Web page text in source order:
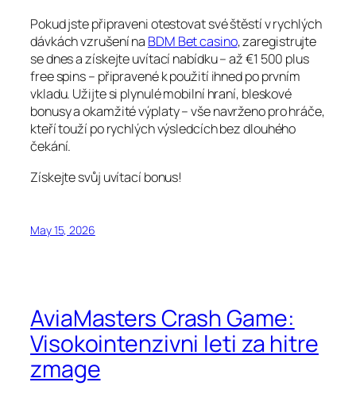
Pokud jste připraveni otestovat své štěstí v rychlých
dávkách vzrušení na BDM Bet casino, zaregistrujte
se dnes a získejte uvítací nabídku – až €1 500 plus
free spins – připravené k použití ihned po prvním
vkladu. Užijte si plynulé mobilní hraní, bleskové
bonusy a okamžité výplaty – vše navrženo pro hráče,
kteří touží po rychlých výsledcích bez dlouhého
čekání.
Získejte svůj uvítací bonus!
May 15, 2026
AviaMasters Crash Game:
Visokointenzivni leti za hitre
zmage